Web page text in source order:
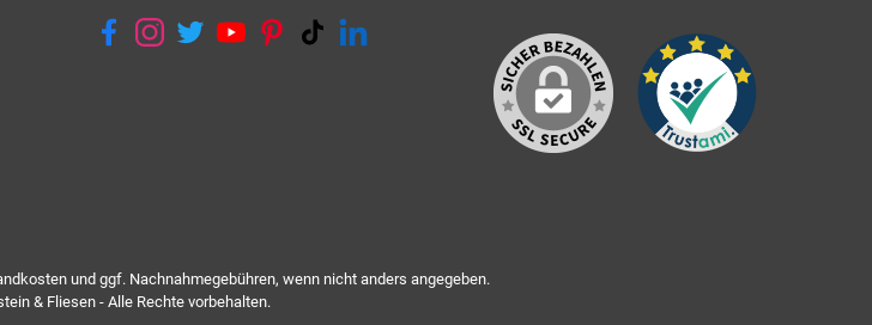
und ggf. Nachnahmegebühren, wenn nicht anders angegeben.
& Fliesen - Alle Rechte vorbehalten.